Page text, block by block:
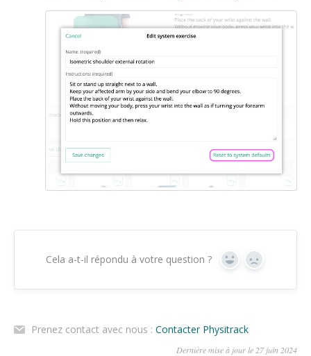
Cela a-t-il répondu à votre question ? Oui Non
Prenez contact avec nous : Contacter Physitrack
Dernière mise à jour le 27 juin 2024